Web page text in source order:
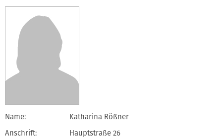
Name:
Katharina Rößner
Anschrift:
Hauptstraße 26